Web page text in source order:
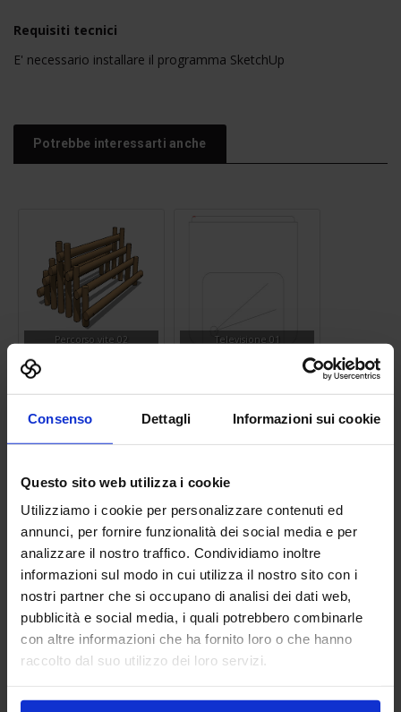
Consenso Dettagli Informazioni sui cookie
Questo sito web utilizza i cookie
Utilizziamo i cookie per personalizzare contenuti ed
annunci, per fornire funzionalità dei social media e per
analizzare il nostro traffico. Condividiamo inoltre
informazioni sul modo in cui utilizza il nostro sito con i
nostri partner che si occupano di analisi dei dati web,
pubblicità e social media, i quali potrebbero combinarle
con altre informazioni che ha fornito loro o che hanno
raccolto dal suo utilizzo dei loro servizi.
Requisiti tecnici
E' necessario installare il programma SketchUp
Potrebbe interessarti anche
Percorso vite 02 Televisione 01